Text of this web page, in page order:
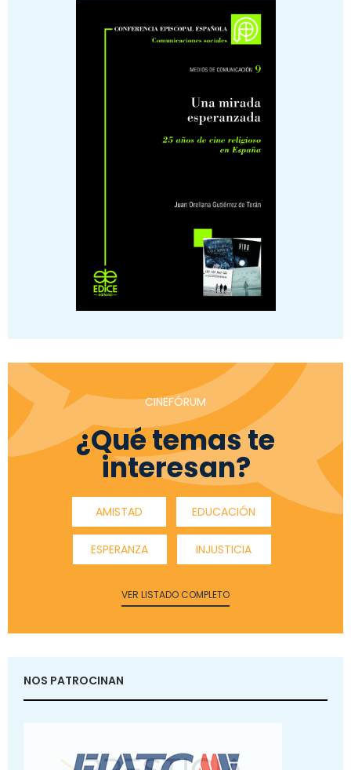
CINEFÓRUM
¿Qué temas te
interesan?
AMISTAD EDUCACIÓN
ESPERANZA INJUSTICIA
VER LISTADO COMPLETO
NOS PATROCINAN